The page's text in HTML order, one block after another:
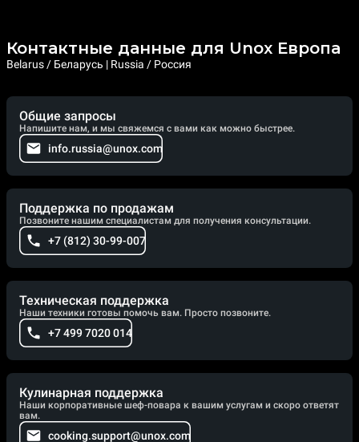
Контактные данные для Unox Европа
Belarus / Беларусь | Russia / Россия
Общие запросы
Напишите нам, и мы свяжемся с вами как можно быстрее.
info.russia@unox.com
Поддержка по продажам
Позвоните нашим специалистам для получения консультации.
+7 (812) 30-99-007
Техническая поддержка
Наши техники готовы помочь вам. Просто позвоните.
+7 499 7020 014
Кулинарная поддержка
Наши корпоративные шеф-повара к вашим услугам и скоро ответят
вам.
cooking.support@unox.com